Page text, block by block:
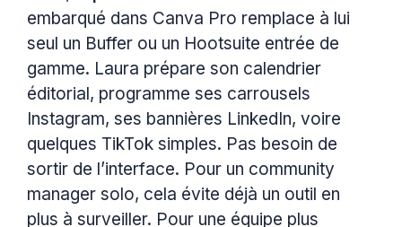
embarqué dans Canva Pro remplace à lui
seul un Buffer ou un Hootsuite entrée de
gamme. Laura prépare son calendrier
éditorial, programme ses carrousels
Instagram, ses bannières LinkedIn, voire
quelques TikTok simples. Pas besoin de
sortir de l’interface. Pour un community
manager solo, cela évite déjà un outil en
plus à surveiller. Pour une équipe plus